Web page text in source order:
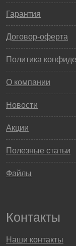
Гарантия
Договор-оферта
Политика
О компании
Новости
Акции
Полезные статьи
Файлы
Контакты
Наши контакты